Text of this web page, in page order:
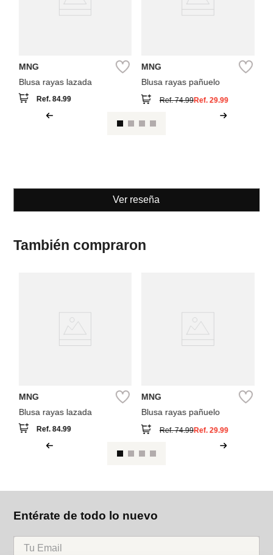
MNG
Blusa rayas lazada
Ref.84.99
MNG
Blusa rayas pañuelo
Ref.74.99Ref. 29.99
Ver reseña
También compraron
MNG
Blusa rayas lazada
Ref.84.99
MNG
Blusa rayas pañuelo
Ref.74.99Ref.29.99
Entérate de todo lo nuevo